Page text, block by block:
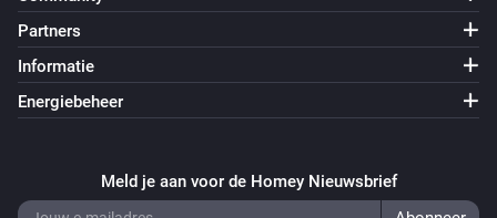
Partners
Informatie
Energiebeheer
Meld je aan voor de Homey Nieuwsbrief